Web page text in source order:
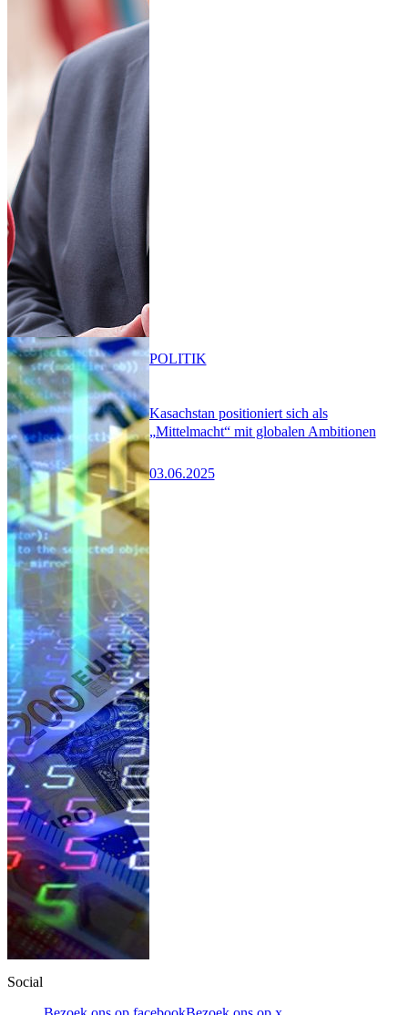
Kasachstan positioniert sich als
„Mittelmacht“ mit globalen Ambitionen
03.06.2025
POLITIK
Social